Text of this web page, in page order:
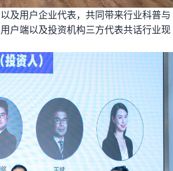
及用户企业代表，共同带来行业科普与
户端以及投资机构三方代表共话行业现